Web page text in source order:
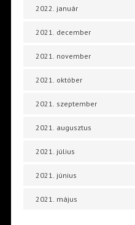
2022. január
2021. december
2021. november
2021. október
2021. szeptember
2021. augusztus
2021. július
2021. június
2021. május